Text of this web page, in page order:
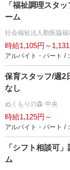
「福祉調理スタ
ーム
社会福祉法人勤医協
時給1,105円～
アルバイト・パート /
保育スタッフ/週2
なし
ぬくもりの森 中央
時給1,125円～
アルバイト・パート /
「シフト相談可
ム